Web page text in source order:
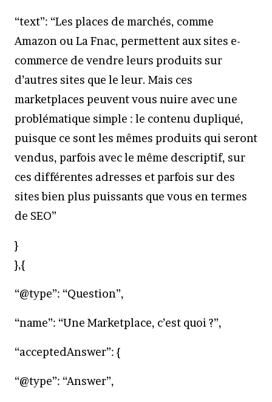
“text”: “Les places de marchés, comme
Amazon ou La Fnac, permettent aux sites e-
commerce de vendre leurs produits sur
d’autres sites que le leur. Mais ces
marketplaces peuvent vous nuire avec une
problématique simple : le contenu dupliqué,
puisque ce sont les mêmes produits qui seront
vendus, parfois avec le même descriptif, sur
ces différentes adresses et parfois sur des
sites bien plus puissants que vous en termes
de SEO”
}
},{
“@type”: “Question”,
“name”: “Une Marketplace, c’est quoi ?”,
“acceptedAnswer”: {
“@type”: “Answer”,